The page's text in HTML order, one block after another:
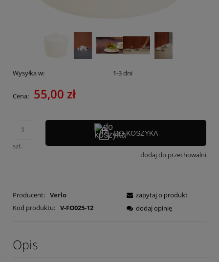
Wysyłka w: 1-3 dni
Cena: 55,00 zł
szt.
DO KOSZYKA
dodaj do przechowalni
Producent: Verlo
Kod produktu: V-FO025-12
zapytaj o produkt
dodaj opinię
Opis